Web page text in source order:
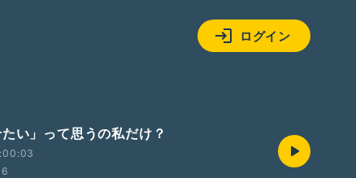
ログイン
たい」って思うの私だけ？